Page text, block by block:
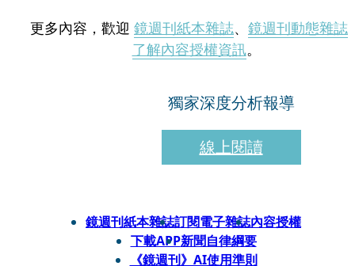
更多內容，歡迎 鏡週刊紙本雜誌、 鏡週刊動態雜誌
了解內容授權資訊。
獨家深度分析報導
線上閱讀
鏡週刊紙本雜誌訂閱電子雜誌內容授權
下載APP新聞自律綱要
《鏡週刊》AI使用準則